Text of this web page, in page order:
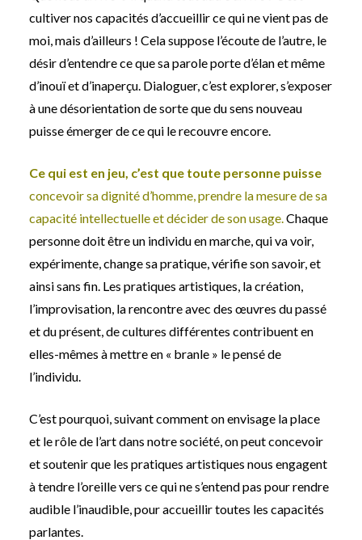
cultiver nos capacités d’accueillir ce qui ne vient pas de
moi, mais d’ailleurs ! Cela suppose l’écoute de l’autre, le
désir d’entendre ce que sa parole porte d’élan et même
d’inouï et d’inaperçu. Dialoguer, c’est explorer, s’exposer
à une désorientation de sorte que du sens nouveau
puisse émerger de ce qui le recouvre encore.
Ce qui est en jeu, c’est que toute personne puisse
concevoir sa dignité d’homme, prendre la mesure de sa
capacité intellectuelle et décider de son usage. Chaque
personne doit être un individu en marche, qui va voir,
expérimente, change sa pratique, vérifie son savoir, et
ainsi sans fin. Les pratiques artistiques, la création,
l’improvisation, la rencontre avec des œuvres du passé
et du présent, de cultures différentes contribuent en
elles-mêmes à mettre en « branle » le pensé de
l’individu.
C’est pourquoi, suivant comment on envisage la place
et le rôle de l’art dans notre société, on peut concevoir
et soutenir que les pratiques artistiques nous engagent
à tendre l’oreille vers ce qui ne s’entend pas pour rendre
audible l’inaudible, pour accueillir toutes les capacités
parlantes.